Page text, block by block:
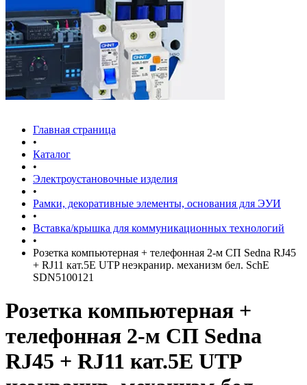
Главная страница
•
Каталог
•
Электроустановочные изделия
•
Рамки, декоративные элементы, основания для ЭУИ
•
Вставка/крышка для коммуникационных технологий
•
Розетка компьютерная + телефонная 2-м СП Sedna RJ45
+ RJ11 кат.5E UTP неэкранир. механизм бел. SchE
SDN5100121
Розетка компьютерная +
телефонная 2-м СП Sedna
RJ45 + RJ11 кат.5E UTP